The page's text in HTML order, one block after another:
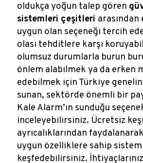
oldukça yoğun talep gören
sistemleri çeşitleri
uygun olan seçeneği tercih
olası tehditlere karşı
olumsuz durumlarla burun
önlem alabilmek ya da erken
edebilmek için Türkiye
sunan, sektörde önemli bir
Kale Alarm’ın sunduğu
inceleyebilirsiniz. Ücretsiz
ayrıcalıklarından
uygun özelliklere sahip
keşfedebilirsiniz.